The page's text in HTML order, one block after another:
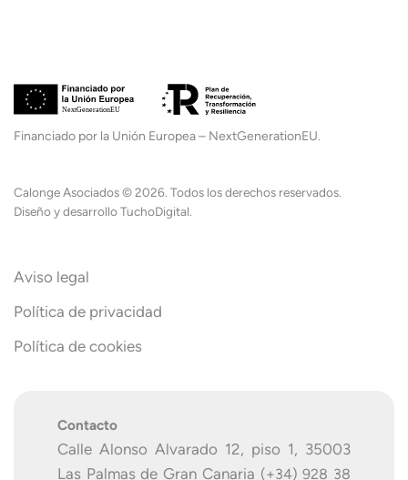
Financiado por la Unión Europea – NextGenerationEU.
Calonge Asociados©2026. Todos los derechos reservados.
Diseño y desarrolloTuchoDigital.
Aviso legal
Política de privacidad
Política de cookies
Contacto
Calle Alonso Alvarado 12, piso 1, 35003
Las Palmas de Gran Canaria (+34) 928 38